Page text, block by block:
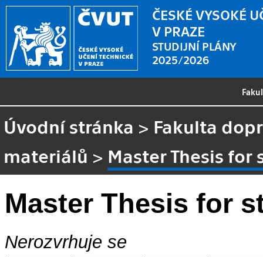
ČESKÉ VYSOKÉ
V PRAZE
STUDIJNÍ PLÁNY
2025/2026
Úvodní stránka > Fakulta
materiálů > Master Thesis
Master Thesis for
Nerozvrhuje se